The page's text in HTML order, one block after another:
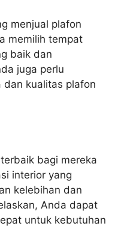
menjual plafon
memilih tempat
baik dan
juga perlu
dan kualitas plafon
bagi mereka
interior yang
kelebihan dan
Anda dapat
untuk kebutuhan